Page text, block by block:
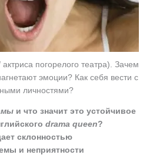
погорелого театра). Зачем
эмоции? Как себя вести с
личностями?
и что значит это устойчивое
drama queen?
склонностью
и неприятности